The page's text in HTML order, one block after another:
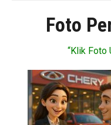
Foto
“Klik Foto